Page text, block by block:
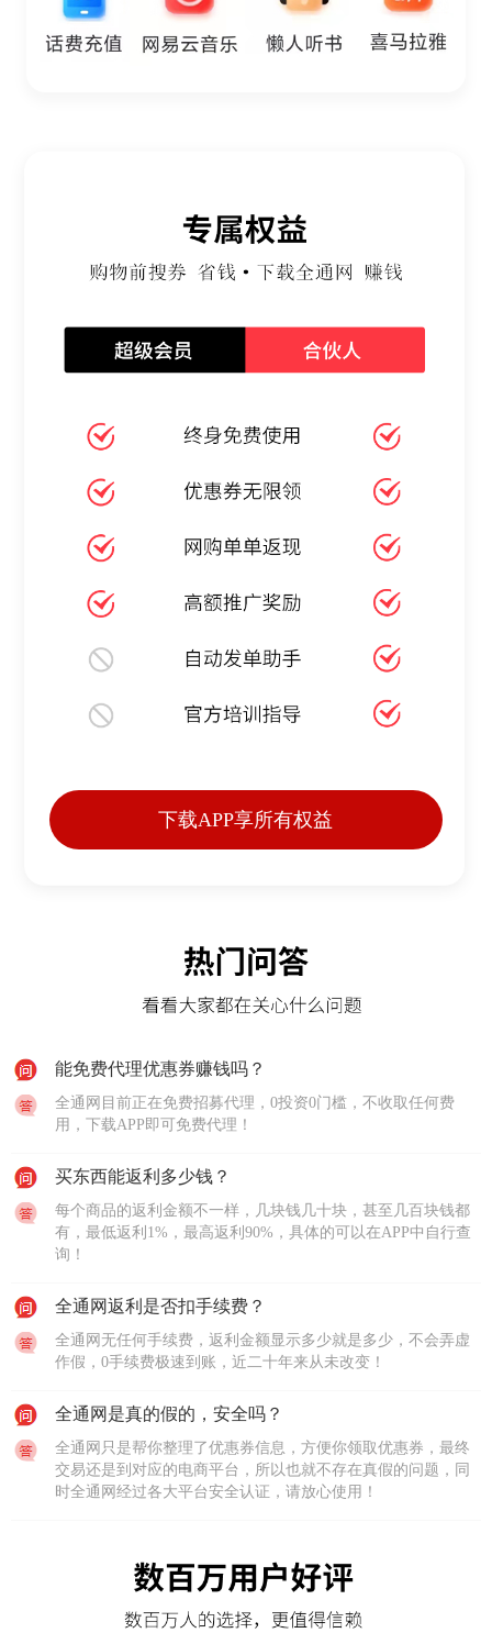
下载APP享所有权益
能免费代理优惠券赚钱吗？
全通网目前正在免费招募代理，0投资0门槛，不收取任何费
用，下载APP即可免费代理！
买东西能返利多少钱？
每个商品的返利金额不一样，几块钱几十块，甚至几百块钱都
有，最低返利1%，最高返利90%，具体的可以在APP中自行查
询！
全通网返利是否扣手续费？
全通网无任何手续费，返利金额显示多少就是多少，不会弄虚
作假，0手续费极速到账，近二十年来从未改变！
全通网是真的假的，安全吗？
全通网只是帮你整理了优惠券信息，方便你领取优惠券，最终
交易还是到对应的电商平台，所以也就不存在真假的问题，同
时全通网经过各大平台安全认证，请放心使用！